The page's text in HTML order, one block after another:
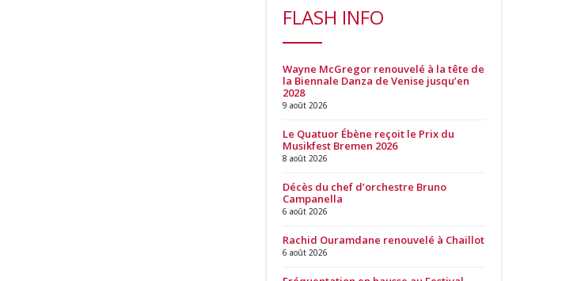
FLASH INFO
Wayne McGregor renouvelé à la tête de
la Biennale Danza de Venise jusqu’en
2028
9 août 2026
Le Quatuor Ébène reçoit le Prix du
Musikfest Bremen 2026
8 août 2026
Décès du chef d’orchestre Bruno
Campanella
6 août 2026
Rachid Ouramdane renouvelé à Chaillot
6 août 2026